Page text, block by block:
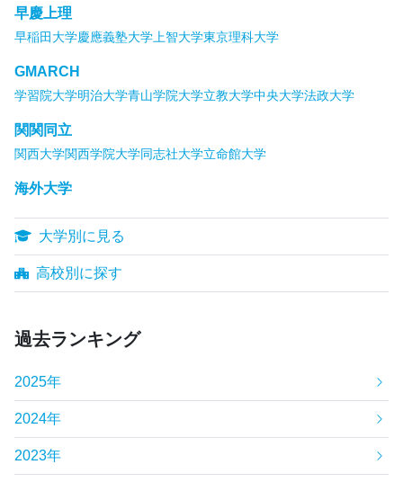
早慶上理
早稲田大学慶應義塾大学 上智大学東京理科大学
GMARCH
学習院大学明治大学青山学院大学立教大学中央大学法政大学
関関同立
関西大学関西学院大学同志社大学立命館大学
海外大学
大学別に見る
高校別に探す
過去ランキング
2025年
2024年
2023年